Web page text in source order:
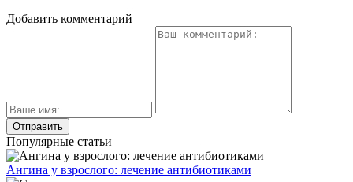
Добавить комментарий
Популярные статьи
Ангина у взрослого: лечение антибиотиками